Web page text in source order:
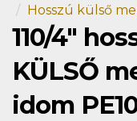
Hosszú külső
110/4"
KÜLSŐ
idom